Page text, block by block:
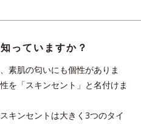
知っていますか？
素肌の匂いにも個性がありま
を「スキンセント」と名付けま
キンセントは大きく3つのタイ